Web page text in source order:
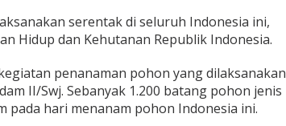
serentak di seluruh Indonesia ini,
Hidup dan Kehutanan Republik Indonesia.
penanaman pohon yang dilaksanakan
II/Swj. Sebanyak 1.200 batang pohon jenis
pada hari menanam pohon Indonesia ini.